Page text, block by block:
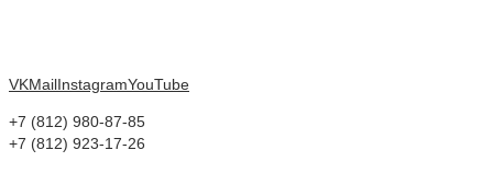
VKMailInstagramYouTube
+7 (812) 980-87-85
+7 (812) 923-17-26